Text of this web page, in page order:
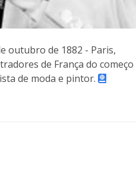
outubro de 1882 - Paris,
de França do começo
de moda e pintor.